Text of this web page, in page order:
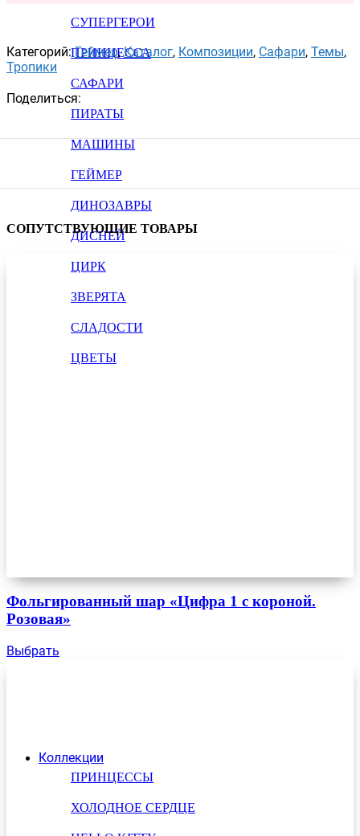
СУПЕРГЕРОИ
ПРИНЦЕССА
САФАРИ
ПИРАТЫ
МАШИНЫ
ГЕЙМЕР
ДИНОЗАВРЫ
ДИСНЕЙ
ЦИРК
ЗВЕРЯТА
СЛАДОСТИ
ЦВЕТЫ
Коллекции
ПРИНЦЕССЫ
ХОЛОДНОЕ СЕРДЦЕ
Категорий: Геймер, Каталог, Композиции, Сафари, Темы,
Тропики
Поделиться:
СОПУТСТВУЮЩИЕ ТОВАРЫ
Фольгированный шар «Цифра 1 с короной.
Розовая»
Выбрать